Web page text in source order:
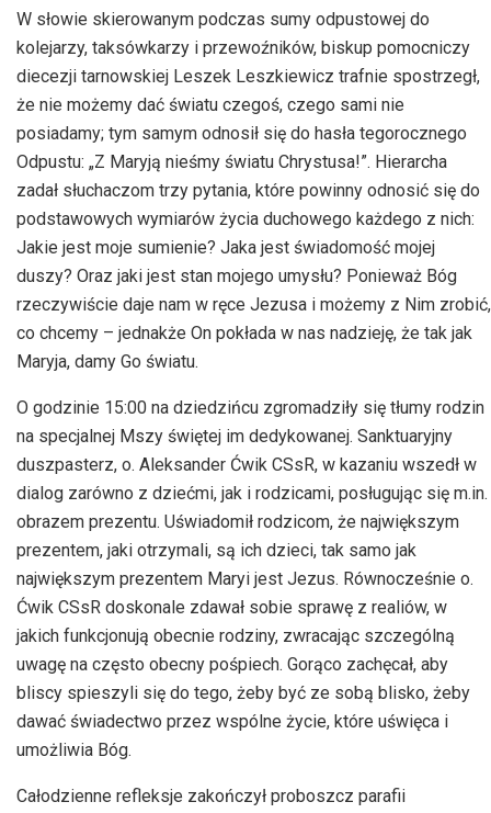
W słowie skierowanym podczas sumy odpustowej do
kolejarzy, taksówkarzy i przewoźników, biskup pomocniczy
diecezji tarnowskiej Leszek Leszkiewicz trafnie spostrzegł,
że nie możemy dać światu czegoś, czego sami nie
posiadamy; tym samym odnosił się do hasła tegorocznego
Odpustu: „Z Maryją nieśmy światu Chrystusa!”. Hierarcha
zadał słuchaczom trzy pytania, które powinny odnosić się do
podstawowych wymiarów życia duchowego każdego z nich:
Jakie jest moje sumienie? Jaka jest świadomość mojej
duszy? Oraz jaki jest stan mojego umysłu? Ponieważ Bóg
rzeczywiście daje nam w ręce Jezusa i możemy z Nim zrobić,
co chcemy – jednakże On pokłada w nas nadzieję, że tak jak
Maryja, damy Go światu.
O godzinie 15:00 na dziedzińcu zgromadziły się tłumy rodzin
na specjalnej Mszy świętej im dedykowanej. Sanktuaryjny
duszpasterz, o. Aleksander Ćwik CSsR, w kazaniu wszedł w
dialog zarówno z dziećmi, jak i rodzicami, posługując się m.in.
obrazem prezentu. Uświadomił rodzicom, że największym
prezentem, jaki otrzymali, są ich dzieci, tak samo jak
największym prezentem Maryi jest Jezus. Równocześnie o.
Ćwik CSsR doskonale zdawał sobie sprawę z realiów, w
jakich funkcjonują obecnie rodziny, zwracając szczególną
uwagę na często obecny pośpiech. Gorąco zachęcał, aby
bliscy spieszyli się do tego, żeby być ze sobą blisko, żeby
dawać świadectwo przez wspólne życie, które uświęca i
umożliwia Bóg.
Całodzienne refleksje zakończył proboszcz parafii